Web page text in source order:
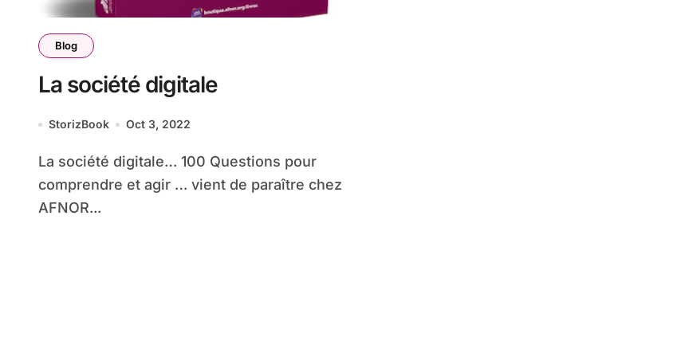
Blog
La société digitale
StorizBook Oct 3, 2022
La société digitale… 100 Questions pour
comprendre et agir … vient de paraître chez
AFNOR...